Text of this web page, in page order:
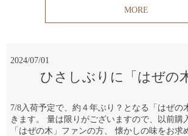
MORE
2024/07/01
ひさしぶりに「はぜの
7/8入荷予定で、約４年ぶり？となる「はぜの
きます。 量は限りがございますので、以前購
「はぜの木」ファンの方、 懐かしの味をお求